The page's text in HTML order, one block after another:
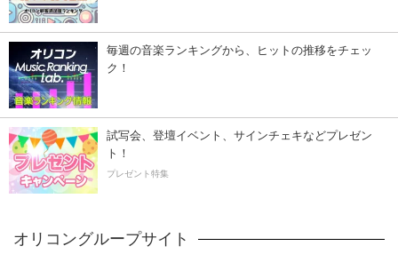
毎週の音楽ランキングから、ヒットの推移をチェッ
ク！
試写会、登壇イベント、サインチェキなどプレゼン
ト！
プレゼント特集
オリコングループサイト